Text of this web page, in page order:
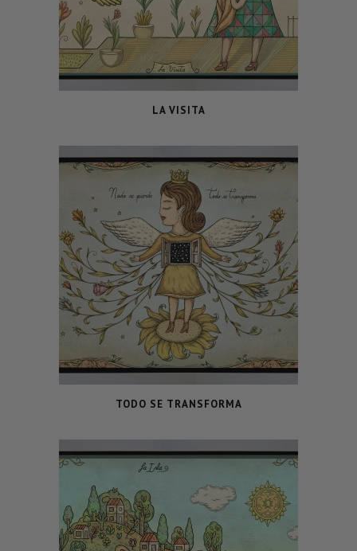
LA VISITA
TODO SE TRANSFORMA